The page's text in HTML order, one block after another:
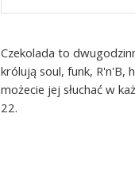
Czekolada to
królują soul, funk, R'n'B,
możecie jej słuchać w
22.